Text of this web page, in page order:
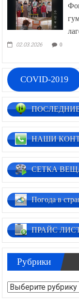
02.03.2026 0
COVID-2019
НАШИ
СЕТКА
Погода в
ПРАЙС
Рубрики
Рубрики